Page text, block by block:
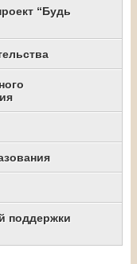
“Будь
поддержки